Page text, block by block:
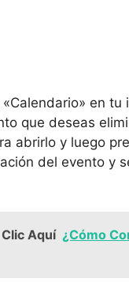
en tu
que deseas
abrirlo y ​luego
‌del evento y
Aquí ¿Cómo